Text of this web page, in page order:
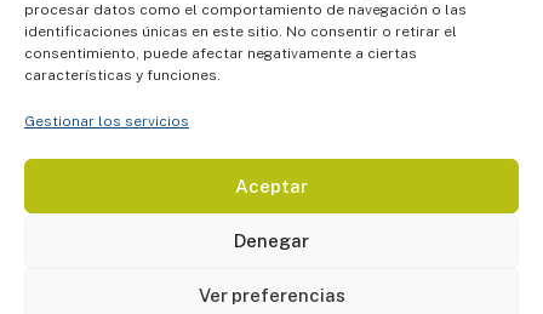
procesar datos como el comportamiento de navegación o las
identificaciones únicas en este sitio. No consentir o retirar el
consentimiento, puede afectar negativamente a ciertas
características y funciones.
Gestionar los servicios
Aceptar
Denegar
Ver preferencias
Contacto
SÍGUENOS